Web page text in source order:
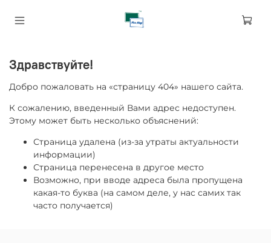
Здравствуйте!
Добро пожаловать на «страницу 404» нашего сайта.
К сожалению, введенный Вами адрес недоступен.
Этому может быть несколько объяснений:
Страница удалена (из-за утраты актуальности
информации)
Страница перенесена в другое место
Возможно, при вводе адреса была пропущена
какая-то буква (на самом деле, у нас самих так
часто получается)